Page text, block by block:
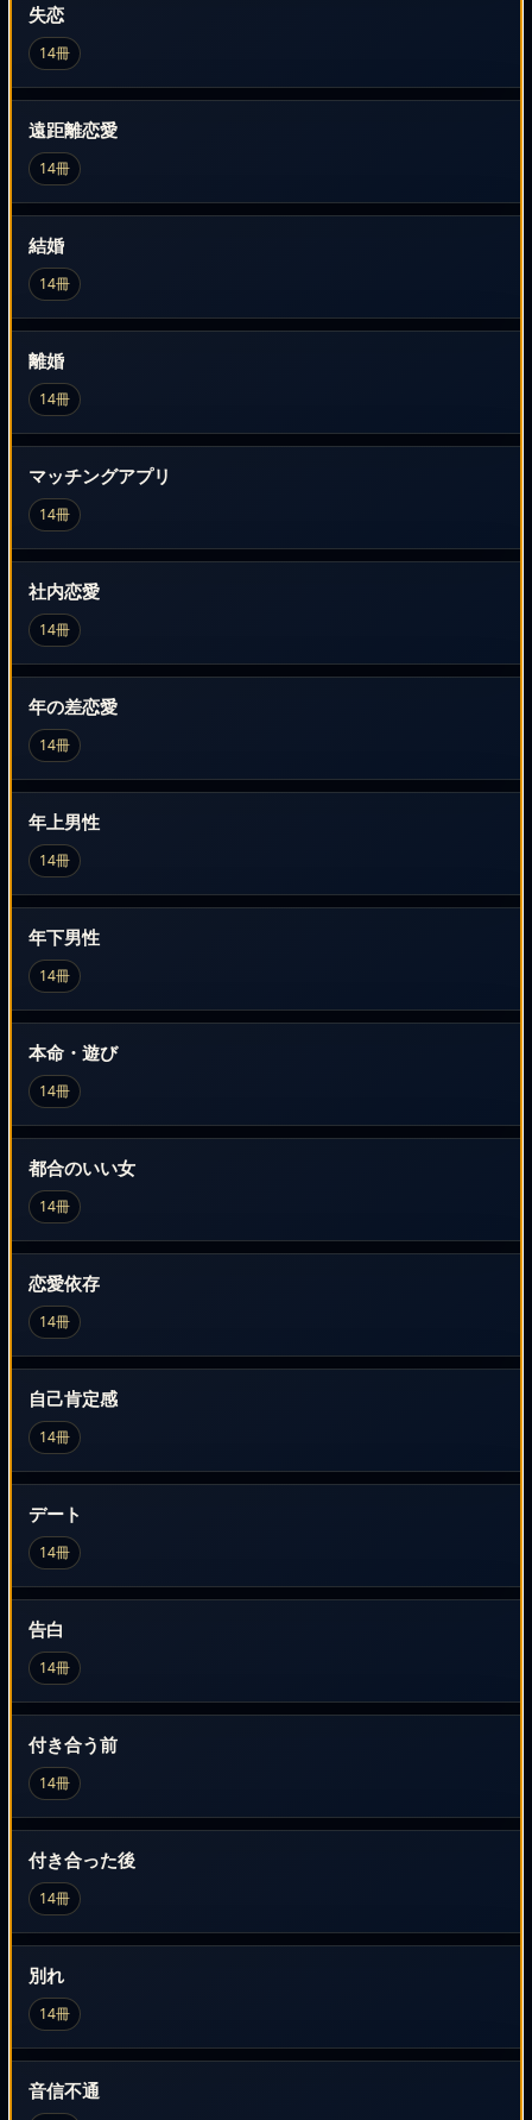
失恋
14冊
遠距離恋愛
14冊
結婚
14冊
離婚
14冊
マッチングアプリ
14冊
社内恋愛
14冊
年の差恋愛
14冊
年上男性
14冊
年下男性
14冊
本命・遊び
14冊
都合のいい女
14冊
恋愛依存
14冊
自己肯定感
14冊
デート
14冊
告白
14冊
付き合う前
14冊
付き合った後
14冊
別れ
14冊
音信不通